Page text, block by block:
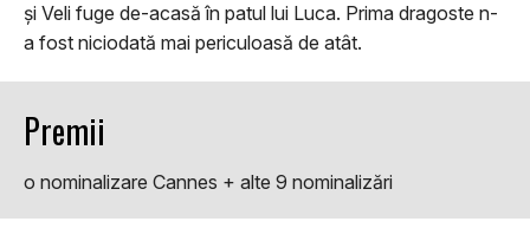
și Veli fuge de-acasă în patul lui Luca. Prima dragoste n-
a fost niciodată mai periculoasă de atât.
Premii
o nominalizare Cannes + alte 9 nominalizări